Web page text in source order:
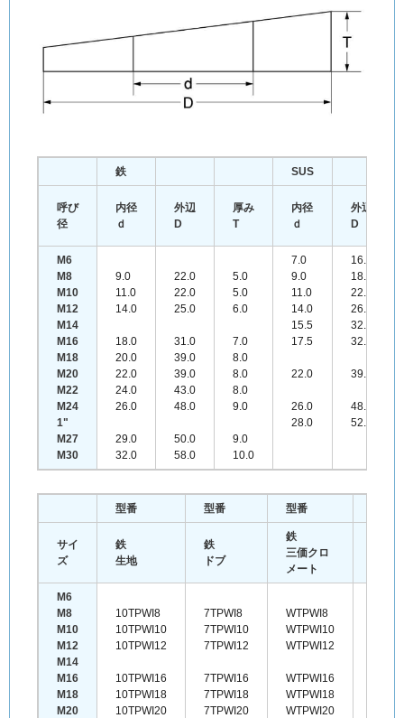
鉄 SUS
呼び
径
内径
ｄ
外辺
D
厚み
T
内径
ｄ
外辺
D
M6
M8
M10
M12
M14
M16
M18
M20
M22
M24
1"
M27
M30
9.0
11.0
14.0
18.0
20.0
22.0
24.0
26.0
29.0
32.0
22.0
22.0
25.0
31.0
39.0
39.0
43.0
48.0
50.0
58.0
5.0
5.0
6.0
7.0
8.0
8.0
8.0
9.0
9.0
10.0
7.0
9.0
11.0
14.0
15.5
17.5
22.0
26.0
28.0
16.0
18.0
22.0
26.0
32.0
32.0
39.0
48.0
52.0
型番 型番 型番
サイ
ズ
鉄
生地
鉄
ドブ
鉄
三価クロ
メート
M6
M8
M10
M12
M14
M16
M18
M20
10TPWI8
10TPWI10
10TPWI12
10TPWI16
10TPWI18
10TPWI20
7TPWI8
7TPWI10
7TPWI12
7TPWI16
7TPWI18
7TPWI20
WTPWI8
WTPWI10
WTPWI12
WTPWI16
WTPWI18
WTPWI20